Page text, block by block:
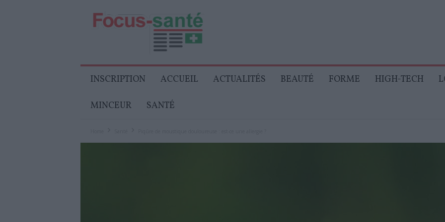
Senior
INSCRIPTION ACCUEIL ACTUALITÉS BEAUTÉ FORME HIGH-TECH
MINCEUR SANTÉ